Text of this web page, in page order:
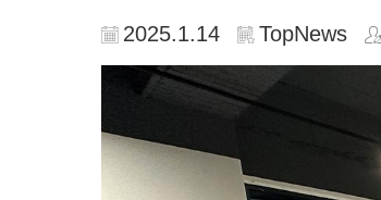
2025.1.14 TopNews